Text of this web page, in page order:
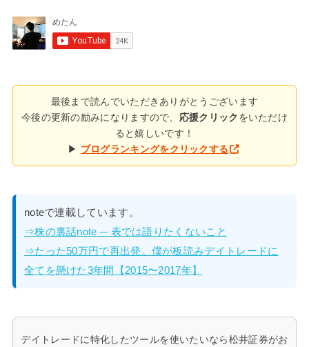
最後まで読んでいただきありがとうございます
今後の更新の励みになりますので、 応援クリック をいただけ
ると嬉しいです！
▶ ブログランキングをクリックする
noteで連載しています。
⇒株の裏話note ─ 表では語りたくないこと
⇒たった50万円で再出発。僕が板読みデイトレードに
全てを懸けた3年間【2015〜2017年】
デイトレードに特化したツールを使いたいなら松井証券がお